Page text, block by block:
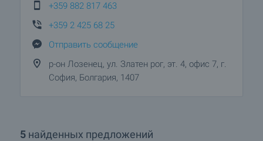
наибольшей степени способствуют его
успешной работе.
Многочисленные успешно завершённые сделки
и предстоящие возможности представляют для
него новые вызовы и стимулы для дальнейшего
+359 882 817 463
+359 2 425 68 25
Отправить сообщение
р-он Лозенец, ул. Златен рог, эт. 4, офис 7, г.
София, Болгария, 1407
5 найденных предложений